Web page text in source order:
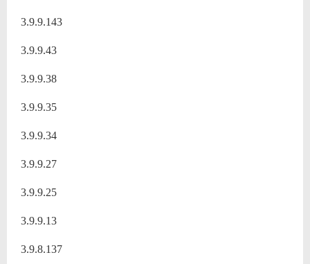
3.9.9.143
3.9.9.43
3.9.9.38
3.9.9.35
3.9.9.34
3.9.9.27
3.9.9.25
3.9.9.13
3.9.8.137